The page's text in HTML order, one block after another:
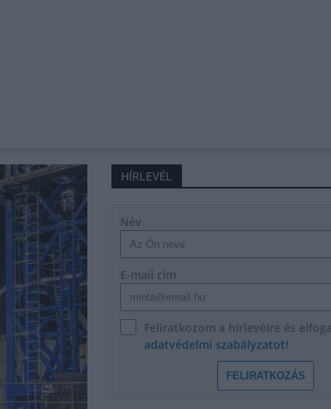
HÍRLEVÉL
Név
E-mail cím
Feliratkozom a hírlevélre és
adatvédelmi szabályzatot!
FELIRATKOZÁS